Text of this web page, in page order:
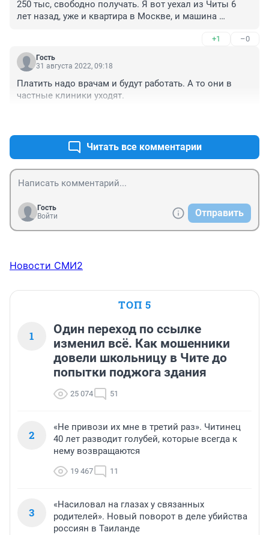
250 тыс, свободно получать. Я вот уехал из Читы 6
лет назад, уже и квартира в Москве, и машина
+1 –0
Гость
31 августа 2022, 09:18
Платить надо врачам и будут работать. А то они в
частные клиники уходят.
Читать все комментарии
Гость
Войти
Отправить
Новости СМИ2
ТОП 5
1
Один переход по ссылке
изменил всё. Как мошенники
довели школьницу в Чите до
попытки поджога здания
25 074 51
2
«Не привози их мне в третий раз». Читинец
40 лет разводит голубей, которые всегда к
нему возвращаются
19 467 11
3
«Насиловал на глазах у связанных
родителей». Новый поворот в деле убийства
россиян в Таиланде